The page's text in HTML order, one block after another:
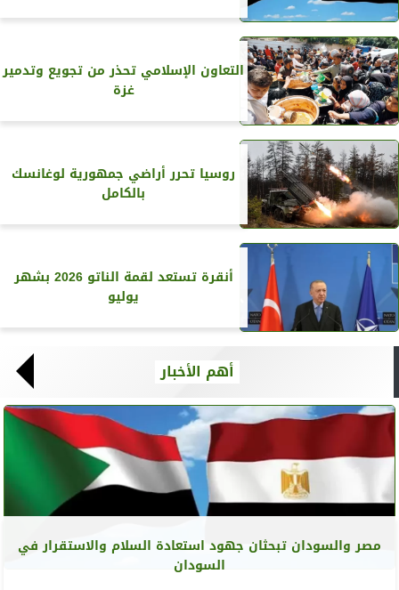
التعاون الإسلامي تحذر من تجويع وتدمير
غزة
روسيا تحرر أراضي جمهورية لوغانسك
بالكامل
أنقرة تستعد لقمة الناتو 2026 بشهر
يوليو
أهم الأخبار
مصر والسودان تبحثان جهود استعادة السلام والاستقرار في
السودان